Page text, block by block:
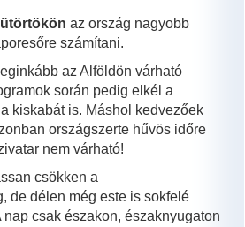
az ország nagyobb
számítani.
leginkább az Alföldön várható
során pedig elkél a
kiskabát is. Máshol kedvezőek
országszerte hűvös időre
nem várható!
csökken a
de délen még este is sokfelé
nap csak északon, északnyugaton